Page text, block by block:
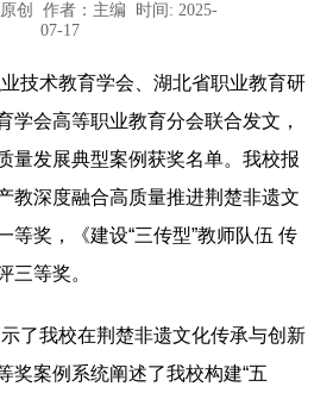
创 作者：主编 时间: 2025-
07-17
技术教育学会、湖北省职业教育研
学会高等职业教育分会联合发文，
量发展典型案例获奖名单。我校报
教深度融合高质量推进荆楚非遗文
等奖，《建设“三传型”教师队伍 传
三等奖。
了我校在荆楚非遗文化传承与创新
奖案例系统阐述了我校构建“五